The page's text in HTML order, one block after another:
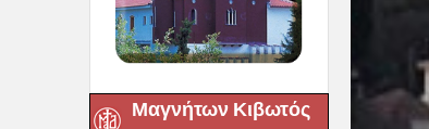
Μαγνήτων Κιβωτός